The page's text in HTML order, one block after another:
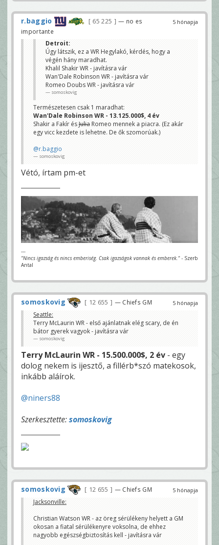
5 hónapja
r.baggio 65 225
— no es
importante
Detroit:
Úgy látszik, ez a WR Hegylakó, kérdés, hogy a
végén hány maradhat.
Khalil Shakir WR - javításra vár
Wan'Dale Robinson WR - javításra vár
Romeo Doubs WR - javításra vár
somoskovig
Természetesen csak 1 maradhat:
Wan'Dale Robinson WR - 13.125.000$, 4 év
Shakir a Fakír ésJuliaRomeo mennek a piacra. (Ez akár
egy vicc kezdete is lehetne. De ők szomorúak.)
@r.baggio
somoskovig
Vétó, írtam pm-et
---
"Nincs igazság és nincs emberiség. Csak igazságok vannak és emberek." - Szerb
Antal
5 hónapja
somoskovig 12 655 — Chiefs GM
Seattle:
Terry McLaurin WR - első ajánlatnak elég scary, de én
bátor gyerek vagyok - javításra vár
somoskovig
Terry McLaurin WR - 15.500.000$, 2 év - egy
dolog nekem is ijesztő, a fillérb*szó matekosok,
inkább aláírok.
@niners88
Szerkesztette:somoskovig
5 hónapja
somoskovig 12 655 — Chiefs GM
Jacksonville:
Christian Watson WR - az öreg sérülékeny helyett a GM
okosan a fiatal sérülékenyre voksolna, de ehhez
nagyobb egészségbiztosítás kell - javításra vár